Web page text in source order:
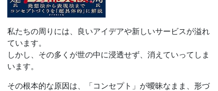
私たちの周りには、良いアイデアや新しいサービスが溢れ
ています。
しかし、その多くが世の中に浸透せず、消えていってしま
います。
その根本的な原因は、「コンセプト」が曖昧なまま、形づ